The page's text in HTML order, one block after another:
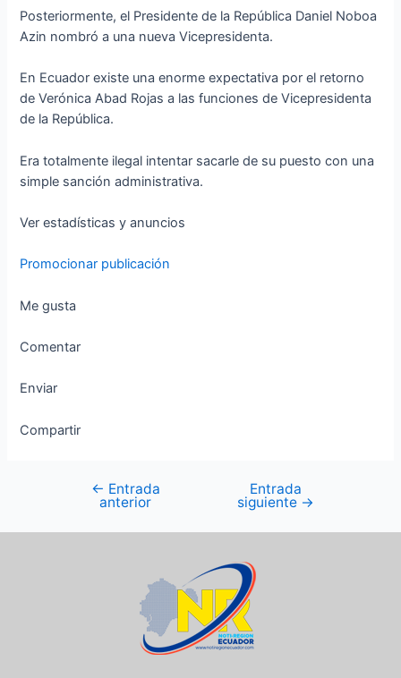
Posteriormente, el Presidente de la República Daniel Noboa
Azin nombró a una nueva Vicepresidenta.
En Ecuador existe una enorme expectativa por el retorno
de Verónica Abad Rojas a las funciones de Vicepresidenta
de la República.
Era totalmente ilegal intentar sacarle de su puesto con una
simple sanción administrativa.
Ver estadísticas y anuncios
Promocionar publicación
Me gusta
Comentar
Enviar
Compartir
← Entrada
anterior
Entrada
siguiente →